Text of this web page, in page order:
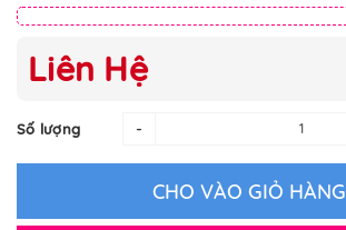
Liên Hệ
Số lượng -
CHO VÀO GIỎ HÀNG